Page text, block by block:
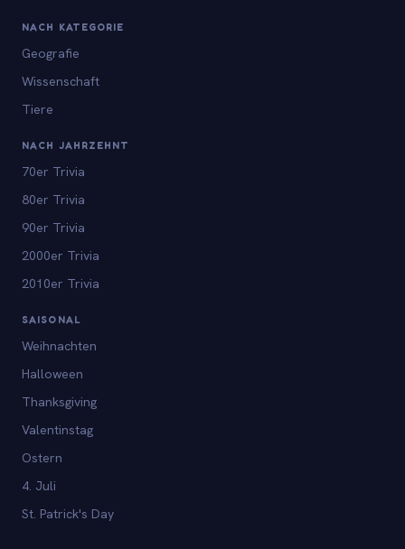
NACH KATEGORIE
Geografie
Wissenschaft
Tiere
NACH JAHRZEHNT
70er Trivia
80er Trivia
90er Trivia
2000er Trivia
2010er Trivia
SAISONAL
Weihnachten
Halloween
Thanksgiving
Valentinstag
Ostern
4. Juli
St. Patrick's Day